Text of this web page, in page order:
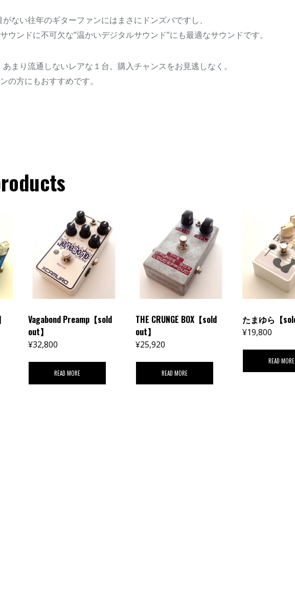
ない往年のギターファンにはまさにドンズバですし、
ウンドに不可欠な”温かいデジタルサウンド”にも最適なサウンドです。
まり流通しないレアな１台。購入チャンスをお見逃しなく。
の方にもおすすめです。
Vagabond Preamp【sold
out】
¥32,800
READ MORE
THE CRUNGE BOX【sold
out】
¥25,920
READ MORE
たまゆら【
¥19,800
READ MORE